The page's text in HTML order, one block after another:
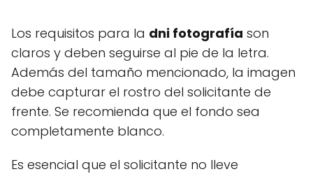
Los requisitos para la dni fotografía son
claros y deben seguirse al pie de la letra.
Además del tamaño mencionado, la imagen
debe capturar el rostro del solicitante de
frente. Se recomienda que el fondo sea
completamente blanco.
Es esencial que el solicitante no lleve